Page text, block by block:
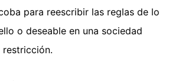
para reescribir las reglas de lo
o deseable en una sociedad
restricción.